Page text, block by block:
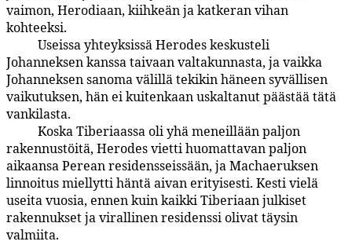
vaimon, Herodiaan, kiihkeän ja katkeran vihan
kohteeksi.
135:12.3Useissa yhteyksissä Herodes keskusteli
Johanneksen kanssa taivaan valtakunnasta, ja vaikka
Johanneksen sanoma välillä tekikin häneen syvällisen
vaikutuksen, hän ei kuitenkaan uskaltanut päästää tätä
vankilasta.
135:12.4Koska Tiberiaassa oli yhä meneillään paljon
rakennustöitä, Herodes vietti huomattavan paljon
aikaansa Perean residensseissään, ja Machaeruksen
linnoitus miellytti häntä aivan erityisesti. Kesti vielä
useita vuosia, ennen kuin kaikki Tiberiaan julkiset
rakennukset ja virallinen residenssi olivat täysin
valmiita.